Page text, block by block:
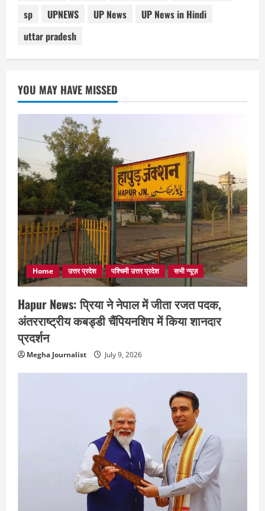
sp
UPNEWS UP News
UP News in Hindi
uttar pradesh
YOU MAY HAVE MISSED
Home उत्तर प्रदेश पश्चिमी उत्तर प्रदेश सभी न्यूज़
Hapur News: प्रिया ने नेपाल में जीता रजत पदक,
अंतरराष्ट्रीय कबड्डी चैंपियनशिप में किया शानदार
प्रदर्शन
Megha Journalist July 9, 2026